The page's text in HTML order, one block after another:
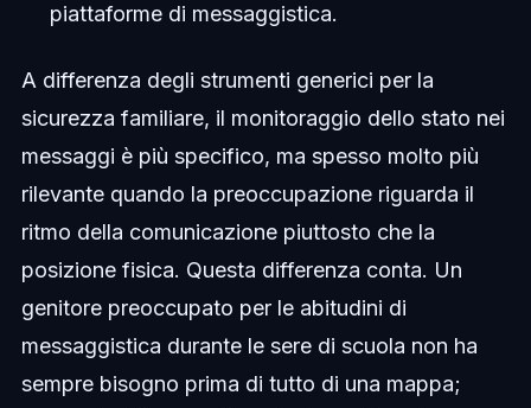
piattaforme di messaggistica.
A differenza degli strumenti generici per la
sicurezza familiare, il monitoraggio dello stato nei
messaggi è più specifico, ma spesso molto più
rilevante quando la preoccupazione riguarda il
ritmo della comunicazione piuttosto che la
posizione fisica. Questa differenza conta. Un
genitore preoccupato per le abitudini di
messaggistica durante le sere di scuola non ha
sempre bisogno prima di tutto di una mappa;